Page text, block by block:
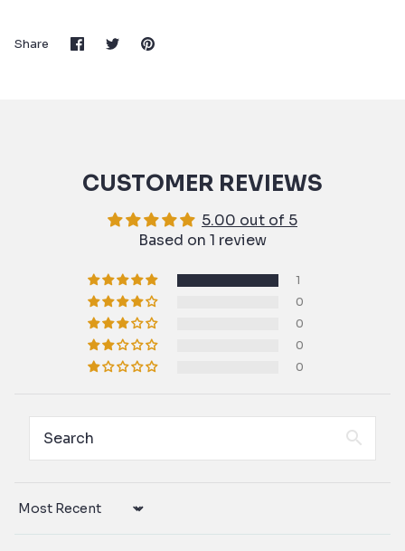
Share Share
on
SharePin
CUSTOMER REVIEWS
5.00 out of 5
Based on 1 review
1
0
0
0
0
Sort by